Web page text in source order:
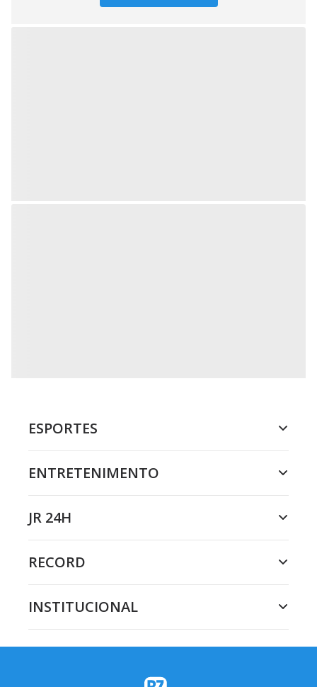
ESPORTES
ENTRETENIMENTO
JR 24H
RECORD
INSTITUCIONAL